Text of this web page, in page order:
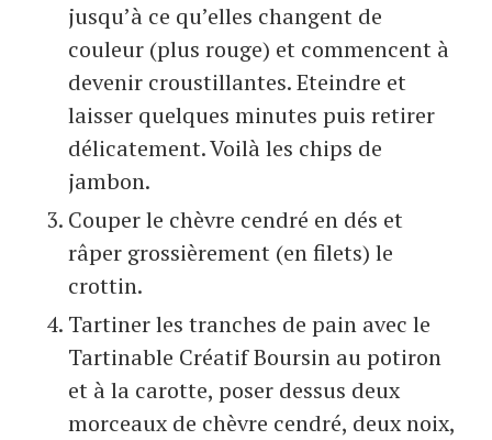
jusqu’à ce qu’elles changent de
couleur (plus rouge) et commencent à
devenir croustillantes. Eteindre et
laisser quelques minutes puis retirer
délicatement. Voilà les chips de
jambon.
Couper le chèvre cendré en dés et
râper grossièrement (en filets) le
crottin.
Tartiner les tranches de pain avec le
Tartinable Créatif Boursin au potiron
et à la carotte, poser dessus deux
morceaux de chèvre cendré, deux noix,